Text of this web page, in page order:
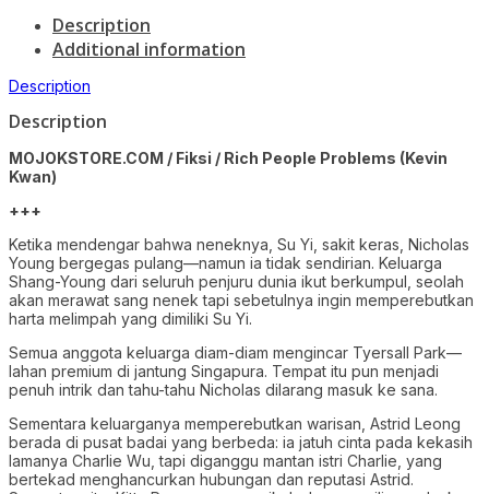
Description
Additional information
Description
Description
MOJOKSTORE.COM / Fiksi / Rich People Problems (Kevin
Kwan)
+++
Ketika mendengar bahwa neneknya, Su Yi, sakit keras, Nicholas
Young bergegas pulang—namun ia tidak sendirian. Keluarga
Shang-Young dari seluruh penjuru dunia ikut berkumpul, seolah
akan merawat sang nenek tapi sebetulnya ingin memperebutkan
harta melimpah yang dimiliki Su Yi.
Semua anggota keluarga diam-diam mengincar Tyersall Park—
lahan premium di jantung Singapura. Tempat itu pun menjadi
penuh intrik dan tahu-tahu Nicholas dilarang masuk ke sana.
Sementara keluarganya memperebutkan warisan, Astrid Leong
berada di pusat badai yang berbeda: ia jatuh cinta pada kekasih
lamanya Charlie Wu, tapi diganggu mantan istri Charlie, yang
bertekad menghancurkan hubungan dan reputasi Astrid.